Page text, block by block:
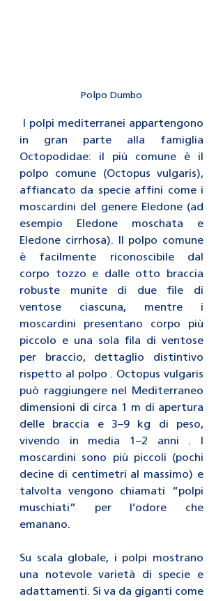
Polpo Dumbo
I polpi mediterranei appartengono
in gran parte alla famiglia
Octopodidae: il più comune è il
polpo comune (Octopus vulgaris),
affiancato da specie affini come i
moscardini del genere Eledone (ad
esempio Eledone moschata e
Eledone cirrhosa). Il polpo comune
è facilmente riconoscibile dal
corpo tozzo e dalle otto braccia
robuste munite di due file di
ventose ciascuna, mentre i
moscardini presentano corpo più
piccolo e una sola fila di ventose
per braccio, dettaglio distintivo
rispetto al polpo . Octopus vulgaris
può raggiungere nel Mediterraneo
dimensioni di circa 1 m di apertura
delle braccia e 3–9 kg di peso,
vivendo in media 1–2 anni . I
moscardini sono più piccoli (pochi
decine di centimetri al massimo) e
talvolta vengono chiamati “polpi
muschiati” per l’odore che
emanano.
Su scala globale, i polpi mostrano
una notevole varietà di specie e
adattamenti. Si va da giganti come